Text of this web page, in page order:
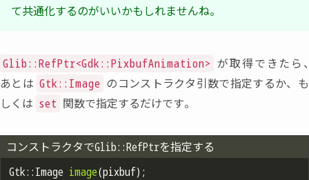
て共通化するのがいいかもしれませんね。
Glib::RefPtr<Gdk::PixbufAnimation> が取得できたら 、
あとは Gtk::Image のコンストラクタ引数で指定するか、 も
しくは set 関数で指定するだけです。
コンストラクタでGlib::RefPtrを指定する
Gtk::Image image(pixbuf)